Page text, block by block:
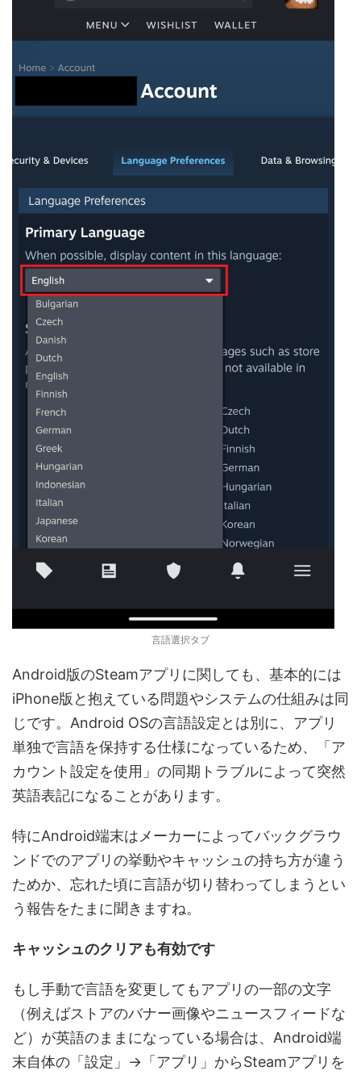
言語選択タブ
Android版のSteamアプリに関しても、基本的には
iPhone版と抱えている問題やシステムの仕組みは同
じです。Android OSの言語設定とは別に、アプリ
単独で言語を保持する仕様になっているため、「ア
カウント設定を使用」の同期トラブルによって突然
英語表記になることがあります。
特にAndroid端末はメーカーによってバックグラウ
ンドでのアプリの挙動やキャッシュの持ち方が違う
ためか、忘れた頃に言語が切り替わってしまうとい
う報告をたまに聞きますね。
キャッシュのクリアも有効です
もし手動で言語を変更してもアプリの一部の文字
（例えばストアのバナー画像やニュースフィードな
ど）が英語のままになっている場合は、Android端
末自体の「設定」→「アプリ」からSteamアプリを